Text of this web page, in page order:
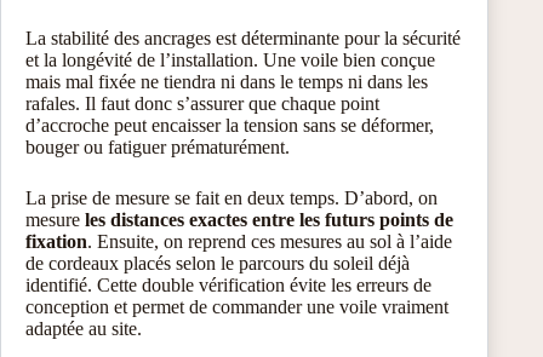
La stabilité des ancrages est déterminante pour la sécurité
et la longévité de l’installation. Une voile bien conçue
mais mal fixée ne tiendra ni dans le temps ni dans les
rafales. Il faut donc s’assurer que chaque point
d’accroche peut encaisser la tension sans se déformer,
bouger ou fatiguer prématurément.
La prise de mesure se fait en deux temps. D’abord, on
mesure les distances exactes entre les futurs points de
fixation. Ensuite, on reprend ces mesures au sol à l’aide
de cordeaux placés selon le parcours du soleil déjà
identifié. Cette double vérification évite les erreurs de
conception et permet de commander une voile vraiment
adaptée au site.